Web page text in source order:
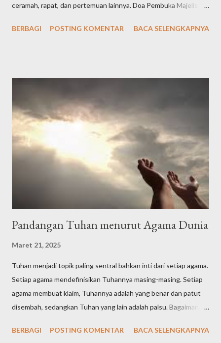
ceramah, rapat, dan pertemuan lainnya. Doa Pembuka Majelis
latin: "Alḥamdu lillāhil-lażī hadānā lihāżā, wa mā kunnā
وَالْمُرْسَلِيْنَ وَعَلَى اَلِهِ وَصَحْبِهِ أَجْمَعِيْنَ أَمَّا بَعْدُ Alhamdulillahi
rabbil’aalamiin, wash-sholaatu wassalaamu ‘ala isyrofil anbiyaa i
walmursaliin, wa’alaa alihi washohbihii ajma’iin ammaba’adu .
Artinya: Segala puji bagi Allah Tuhan seluruh alam. Semoga
shalawat dan ...
BERBAGI POSTING KOMENTAR BACA SELENGKAPNYA
Pandangan Tuhan menurut Agama Dunia
Maret 21, 2025
Tuhan menjadi topik paling sentral bahkan inti dari setiap agama.
Setiap agama mendefinisikan Tuhannya masing-masing. Setiap
agama membuat klaim, Tuhannya adalah yang benar dan patut
disembah, sedangkan Tuhan yang lain adalah palsu. Bagaimana
Yahudi (Yudaisme) Meski ajaran Yahudi telah diajarkan sejak Nabi
BERBAGI POSTING KOMENTAR BACA SELENGKAPNYA